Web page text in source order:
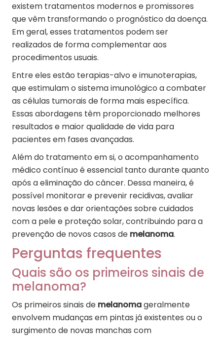
existem tratamentos modernos e promissores
que vêm transformando o prognóstico da doença.
Em geral, esses tratamentos podem ser
realizados de forma complementar aos
procedimentos usuais.
Entre eles estão terapias-alvo e imunoterapias,
que estimulam o sistema imunológico a combater
as células tumorais de forma mais específica.
Essas abordagens têm proporcionado melhores
resultados e maior qualidade de vida para
pacientes em fases avançadas.
Além do tratamento em si, o acompanhamento
médico contínuo é essencial tanto durante quanto
após a eliminação do câncer. Dessa maneira, é
possível monitorar e prevenir recidivas, avaliar
novas lesões e dar orientações sobre cuidados
com a pele e proteção solar, contribuindo para a
prevenção de novos casos de melanoma.
Perguntas frequentes
Quais são os primeiros sinais de
melanoma?
Os primeiros sinais de melanomageralmente
envolvem mudanças em pintas já existentes ou o
surgimento de novas manchas com